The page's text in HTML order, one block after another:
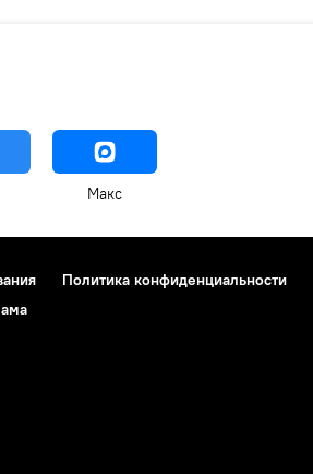
Макс
Политика конфиденциальности